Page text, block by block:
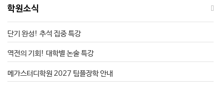
학원소식
단기 완성! 추석 집중 특강
역전의 기회! 대학별 논술 특강
메가스터디학원 2027 팀플장학 안내